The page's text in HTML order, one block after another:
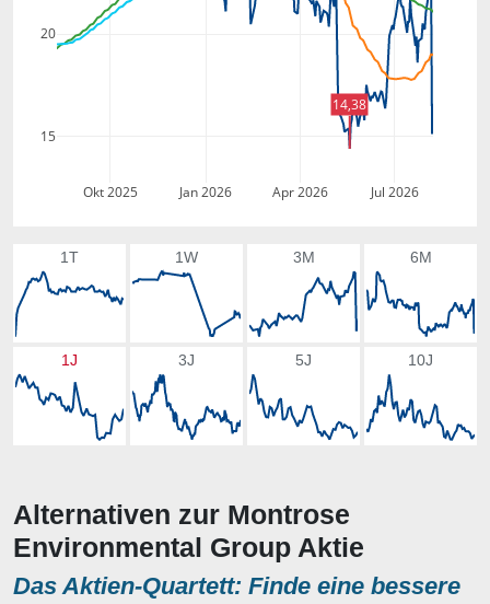
Okt 2025 Jan 2026 Apr 2026 Jul 2026
15
20
14,38
1T 1W 3M 6M
1J 3J 5J 10J
Alternativen zur Montrose
Environmental Group Aktie
Das Aktien-Quartett: Finde eine bessere